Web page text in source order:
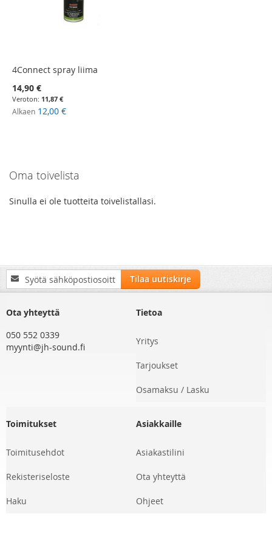
4Connect spray liima
14,90 €
11,87 €
Alkaen 12,00 €
Oma toivelista
Sinulla ei ole tuotteita toivelistallasi.
Tilaa
uutiskirjeemme:
Tilaa uutiskirje
Ota yhteyttä
050 552 0339
myynti@jh-sound.fi
Tietoa
Yritys
Tarjoukset
Osamaksu / Lasku
Toimitukset
Toimitusehdot
Rekisteriseloste
Haku
Asiakkaille
Asiakastilini
Ota yhteyttä
Ohjeet